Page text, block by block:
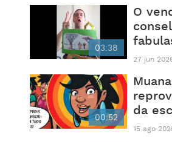
03:38
O
27 jun
00:52
da
15 ago